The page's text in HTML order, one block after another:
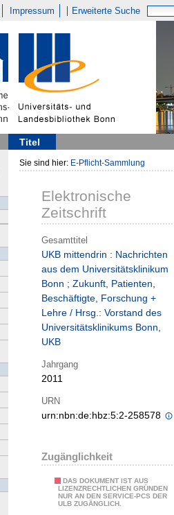
Impressum Erweiterte Suche
Titel
Sie sind hier: E-Pflicht-Sammlung
Elektronische
Zeitschrift
Gesamttitel
UKB mittendrin : Nachrichten
aus dem Universitätsklinikum
Bonn ; Zukunft, Patienten,
Beschäftigte, Forschung +
Lehre / Hrsg.: Vorstand des
Universitätsklinikums Bonn,
UKB
Jahrgang
2011
URN
urn:nbn:de:hbz:5:2-258578
Zugänglichkeit
DAS DOKUMENT IST AUS
LIZENZRECHTLICHEN GRÜNDEN
NUR AN DEN SERVICE-PCS DER
ULB ZUGÄNGLICH.